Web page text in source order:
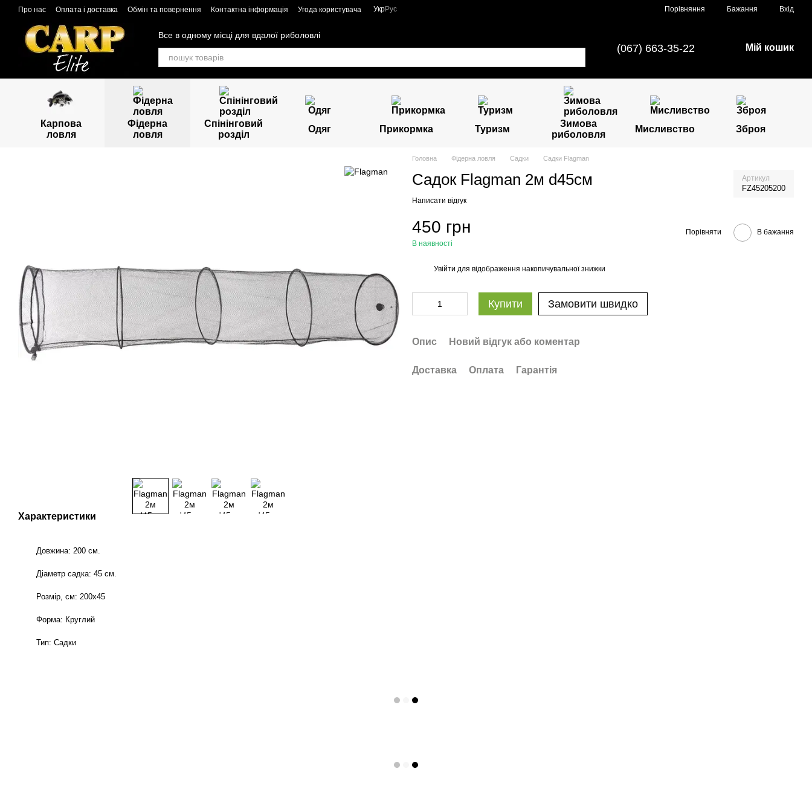
Перейти до основного контенту
Про нас Оплата і доставка Обмін та повернення Контактна інформація Угода користувача УкрРус Порівняння Бажання Вхід
Все в одному місці для вдалої риболовлі
(067) 663-35-22 Мій кошик
Карпова
ловля
Фідерна
ловля
Спінінговий
розділ
Одяг Прикормка Туризм
Зимова
риболовля
Мисливство Зброя
Характеристики
Довжина: 200 см.
Діаметр садка: 45 см.
Розмір, см: 200x45
Форма: Круглий
Тип: Садки
Головна Фідерна ловля Садки Садки Flagman
Садок Flagman 2м d45см Артикул
FZ45205200
Написати відгук
450 грн
В наявності
Порівняти В бажання
Увійти для відображення накопичувальної знижки
Купити Замовити швидко
Опис Новий відгук або коментар
Доставка Оплата Гарантія